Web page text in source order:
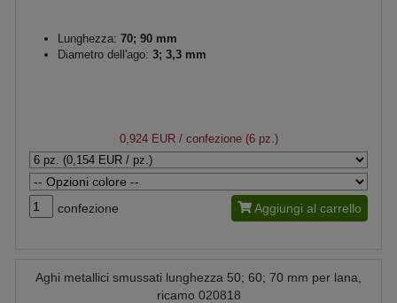
Lunghezza: 70; 90 mm
Diametro dell'ago: 3; 3,3 mm
0,924 EUR/ confezione (6 pz.)
confezione Aggiungi al carrello
Aghi metallici smussati lunghezza 50; 60; 70 mm per lana,
ricamo 020818